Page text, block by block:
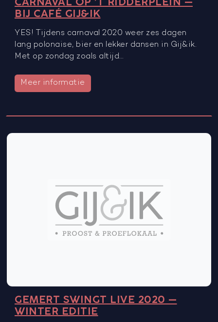
CARNAVAL OP ’T RIDDERPLEIN –
BIJ CAFÉ GIJ&IK
YES! Tijdens carnaval 2020 weer zes dagen
lang polonaise, bier en lekker dansen in Gij&ik.
Met op zondag zoals altijd…
Meer informatie
GEMERT SWINGT LIVE 2020 –
WINTER EDITIE